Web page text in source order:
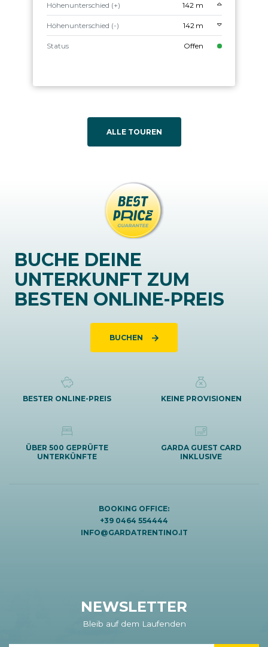
Höhenunterschied (+) 142 m
Höhenunterschied (-) 142 m
Status Offen
ALLE TOUREN
BUCHE DEINE
UNTERKUNFT ZUM
BESTEN ONLINE-PREIS
BUCHEN
BESTER ONLINE-PREIS KEINE PROVISIONEN
ÜBER 500 GEPRÜFTE
UNTERKÜNFTE
GARDA GUEST CARD
INKLUSIVE
BOOKING OFFICE:
+39 0464 554444
INFO@GARDATRENTINO.IT
NEWSLETTER
Bleib auf dem Laufenden